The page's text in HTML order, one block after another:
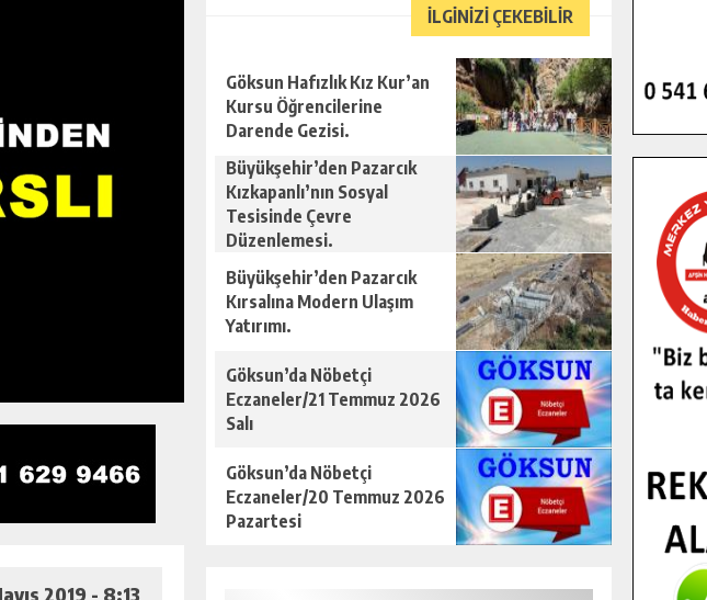
2019 - 8:13
İLGİNİZİ ÇEKEBİLİR
Göksun Hafızlık Kız Kur’an
Kursu Öğrencilerine
Darende Gezisi.
Büyükşehir’den Pazarcık
Kızkapanlı’nın Sosyal
Tesisinde Çevre
Düzenlemesi.
Büyükşehir’den Pazarcık
Kırsalına Modern Ulaşım
Yatırımı.
Göksun’da Nöbetçi
Eczaneler/21 Temmuz 2026
Salı
Göksun’da Nöbetçi
Eczaneler/20 Temmuz 2026
Pazartesi